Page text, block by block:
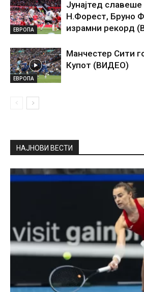
ЕВРОПА
Јунајтед
Н.Форест, Бруно
израмни рекорд
ЕВРОПА
Манчестер Сити
Купот (ВИДЕО)
НАЈНОВИ ВЕСТИ